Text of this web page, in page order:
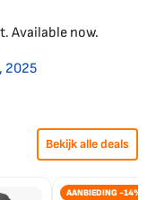
Available now.
2025
Bekijk alle deals
AANBIEDING -14%